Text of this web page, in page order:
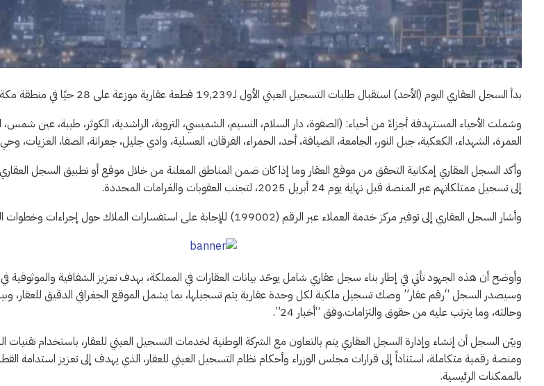
بدأ السجل العقاري اليوم (الأحد) استقبال طلبات التسجيل العيني الأول لـ19,239 قطعة عقارية موزعة على 28 حيًا في منطقة مكة المكرمة.
وشملت الأحياء المستهدفة أجزاءً من أحياء: (الصفوة، دار السلام، النسيم، الشميسي، التروية، الراشدية، الكوثر، طيبة، عين شمس،
العمرة، الشهداء، الكعكية، جبل النور، الجامعة، الضيافة، أحد، الحمراء، الفرقان، العسلية، وادي جليل، جعرانة، الصفا، الغزيات،
وأكد السجل العقاري إمكانية التحقق من موقع العقار وما إذا كان ضمن المناطق المعلنة من خلال موقع أو تطبيق السجل
إلى تسجيل ممتلكاتهم عبر المنصة قبل نهاية يوم 24 أبريل 2025، لتجنب العقوبات والغرامات المحددة.
وأشار السجل العقاري إلى توفير مركز خدمة العملاء عبر الرقم (199002) للإجابة على استفسارات الملاك حول إجراءات وخطوات التسجيل.
وأوضح أن هذه الجهود تأتي في إطار بناء سجل عقاري شامل يوحّد بيانات العقارات في المملكة، بهدف تعزيز الشفافية والموثوقية في
وسيصدر السجل “رقم عقار” وصك تسجيل ملكية لكل وحدة عقارية يتم تسجيلها، بما يشمل الموقع الجغرافي الدقيق للعقار،
وحالته، وما يترتب عليه من حقوق والتزامات.وفق “أخبار 24”.
وبيّن السجل أن إنشاء وإدارة السجل العقاري يتم بالتعاون مع الشركة الوطنية لخدمات التسجيل العيني للعقار، باستخدام تقنيات
ومنصة رقمية متكاملة، استناداً إلى قرارات مجلس الوزراء وأحكام نظام التسجيل العيني للعقار، الذي يهدف إلى تعزيز استدامة
بالممكنات الرئيسية.